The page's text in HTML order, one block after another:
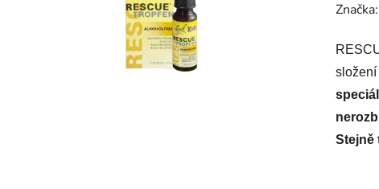
Značka:
složení
Stejně